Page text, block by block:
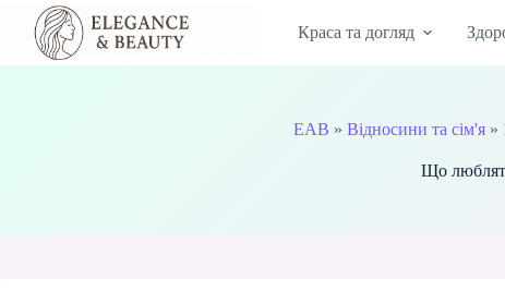
Перейти
вмісту
Краса та догляд
EAB »Відносини та сім'я »
Що